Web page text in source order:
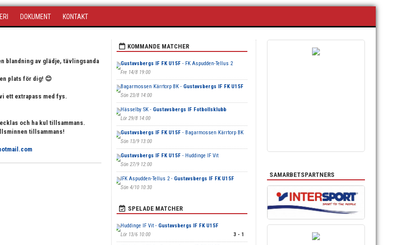
DOKUMENT KONTAKT
blandning av glädje, tävlingsanda
plats för dig! 😊
ett extrapass med fys.
och ha kul tillsammans.
tillsammans!
KOMMANDE MATCHER
Gustavsbergs IF FK U15F- FK Aspudden-Tellus 2
Fre 14/8 19:00
Bagarmossen Kärrtorp BK - Gustavsbergs IF FK U15F
Sön 23/8 14:00
Hässelby SK - Gustavsbergs IF Fotbollsklubb
Lör 29/8 14:00
Gustavsbergs IF FK U15F- Bagarmossen Kärrtorp BK
Sön 13/9 13:00
Gustavsbergs IF FK U15F- Huddinge IF Vit
Sön 27/9 12:00
IFK Aspudden-Tellus 2 - Gustavsbergs IF FK U15F
Sön 4/10 10:30
SPELADE MATCHER
Huddinge IF Vit - Gustavsbergs IF FK U15F
Lör 13/6 10:00
3 - 1
SAMARBETSPARTNERS